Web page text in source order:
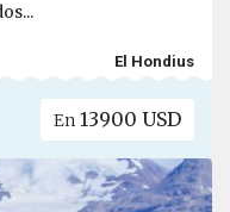
El Hondius
En 13900 USD